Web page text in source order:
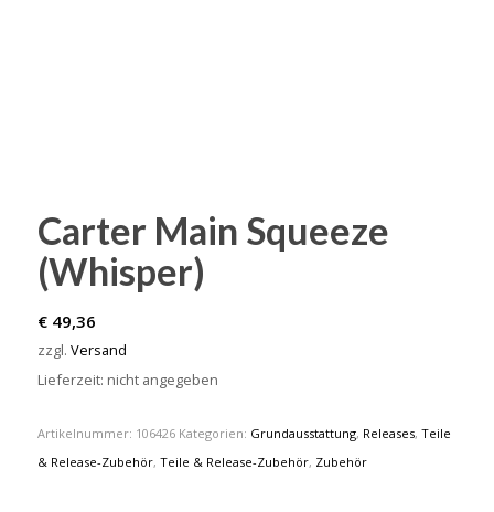
Carter Main Squeeze
(Whisper)
€49,36
zzgl. Versand
Lieferzeit: nicht angegeben
Artikelnummer: 106426 Kategorien: Grundausstattung, Releases, Teile
& Release-Zubehör, Teile & Release-Zubehör, Zubehör